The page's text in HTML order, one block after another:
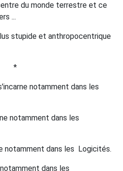
du monde terrestre et ce
...
stupide et anthropocentrique
*
notamment dans les
notamment dans les
notamment dans les Logicités.
dans les